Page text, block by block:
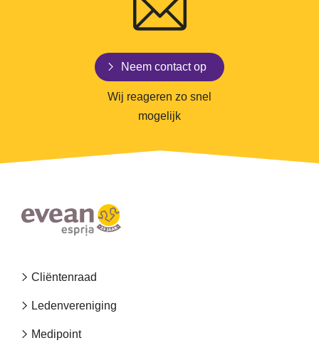
Neem contact op
Wij reageren zo snel
mogelijk
Footer
Cliëntenraad
Ledenvereniging
Medipoint